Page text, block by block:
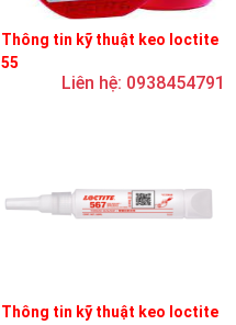
Thông tin kỹ thuật keo loctite
55
Liên hệ: 0938454791
Thông tin kỹ thuật keo loctite